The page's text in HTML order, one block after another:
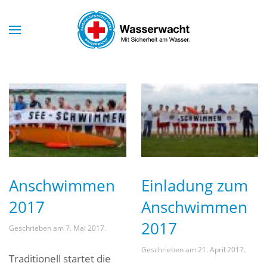
Skip to main content
Anschwimmen
2017
Geschrieben am 7. Mai 2017.
Traditionell startet die
Einladung zum
Anschwimmen
2017
Geschrieben am 21. April 2017.